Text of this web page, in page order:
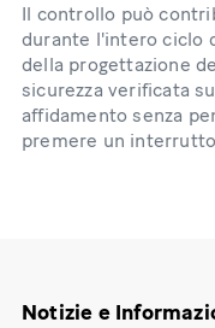
Il controllo può
durante l'intero ciclo
della progettazione
sicurezza verificata
affidamento senza
premere un
Notizie e